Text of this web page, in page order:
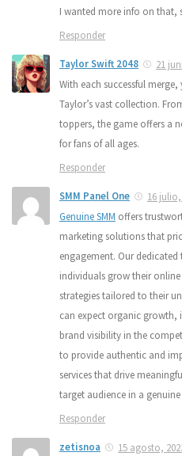
I wanted more info on that,
Responder
Taylor Swift 2048
21
With each successful
Taylor’s vast collection.
toppers, the game offers a
for fans of all ages.
Responder
SMM Panel One
16
Genuine SMM offers
marketing solutions that
engagement. Our dedicated
individuals grow their
strategies tailored to their
can expect organic growth,
brand visibility in the
to provide authentic and
services that drive
target audience in a
Responder
zetisnoa
15 agosto,